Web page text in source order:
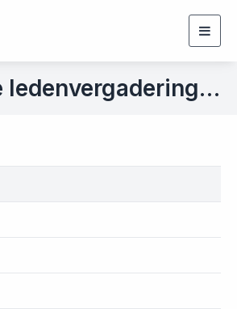
Algemene ledenvergadering d.d. 13 mei 2026